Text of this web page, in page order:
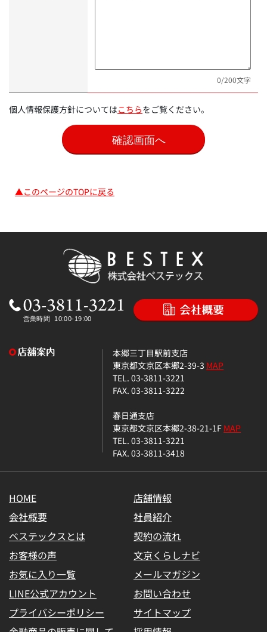
0/200文字
個人情報保護方針についてはこちらをご覧ください。
▲このページのTOPに戻る
本郷三丁目駅前支店
東京都文京区本郷2-39-3 MAP
TEL. 03-3811-3221
FAX. 03-3811-3222
春日通支店
東京都文京区本郷2-38-21-1FMAP
TEL. 03-3811-3221
FAX. 03-3811-3418
HOME
店舗情報
会社概要
社員紹介
ベステックスとは
契約の流れ
お客様の声
文京くらしナビ
お気に入り一覧
メールマガジン
LINE公式アカウント
お問い合わせ
プライバシーポリシー
サイトマップ